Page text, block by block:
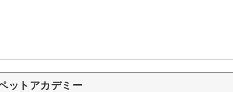
ットアカデミー